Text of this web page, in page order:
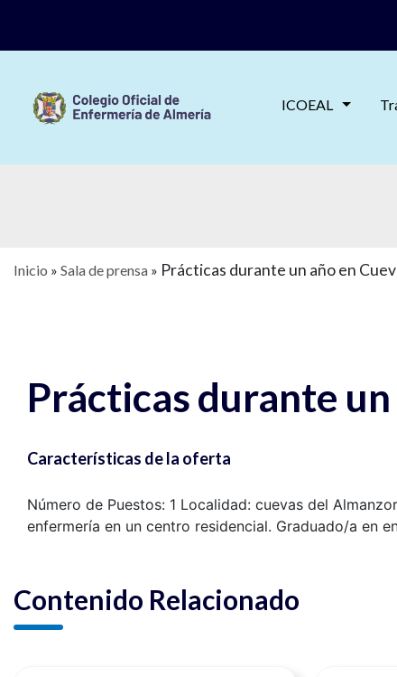
ICOEAL
Inicio » Sala de prensa » Prácticas durante un año en
Prácticas durante
Características de la oferta
Número de Puestos: 1 Localidad: cuevas del
enfermería en un centro residencial. Graduado/a en
Contenido Relacionado